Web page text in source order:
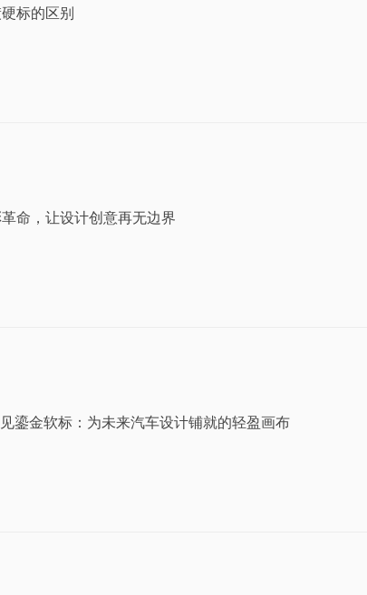
标的区别
命，让设计创意再无边界
鎏金软标：为未来汽车设计铺就的轻盈画布